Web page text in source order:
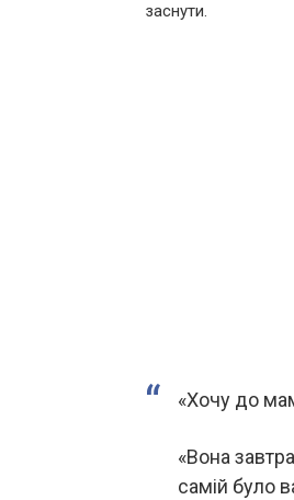
заснути.
«Хочу до
«Вона
самій було